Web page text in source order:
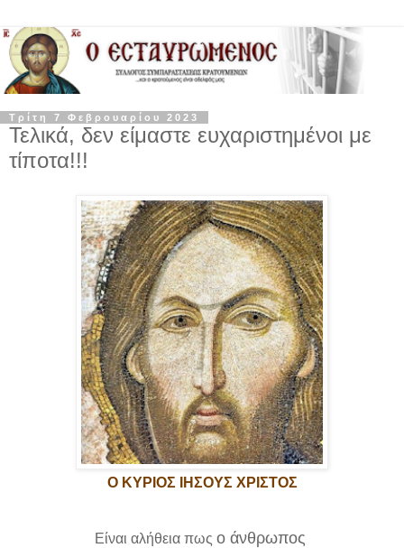
Τρίτη 7 Φεβρουαρίου 2023
Τελικά, δεν είμαστε ευχαριστημένοι με
τίποτα!!!
Ο ΚΥΡΙΟΣ ΙΗΣΟΥΣ ΧΡΙΣΤΟΣ
Είναι αλήθεια πως ο άνθρωπος